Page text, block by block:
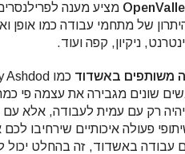
מציע מענה
של מתחמי עבודה כמו אופן
ניקיון, קפה ועוד.
משותפים באשדוד
שונים מגבירה את עצמה פי
רק עם עמית לעבודה, אלא עם
פעולה איכותיים שירחיבו
עבודה באשדוד, זה בהחלט